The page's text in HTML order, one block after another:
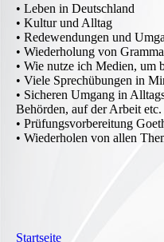
• Leben in Deutschland
• Kultur und Alltag
• Redewendungen und
• Wiederholung von
• Wie nutze ich Medien, um
• Viele Sprechübungen in
• Sicheren Umgang in
Behörden, auf der Arbeit etc.
• Prüfungsvorbereitung
• Wiederholen von allen
Startseite